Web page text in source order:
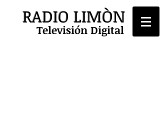
RADIO LIMÒN
Televisión Digital